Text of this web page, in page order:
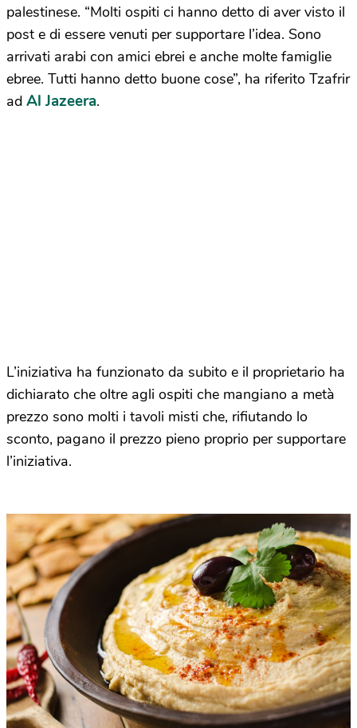
palestinese. “Molti ospiti ci hanno detto di aver visto il
post e di essere venuti per supportare l’idea. Sono
arrivati arabi con amici ebrei e anche molte famiglie
ebree. Tutti hanno detto buone cose”, ha riferito Tzafrir
ad Al Jazeera.
L’iniziativa ha funzionato da subito e il proprietario ha
dichiarato che oltre agli ospiti che mangiano a metà
prezzo sono molti i tavoli misti che, rifiutando lo
sconto, pagano il prezzo pieno proprio per supportare
l’iniziativa.